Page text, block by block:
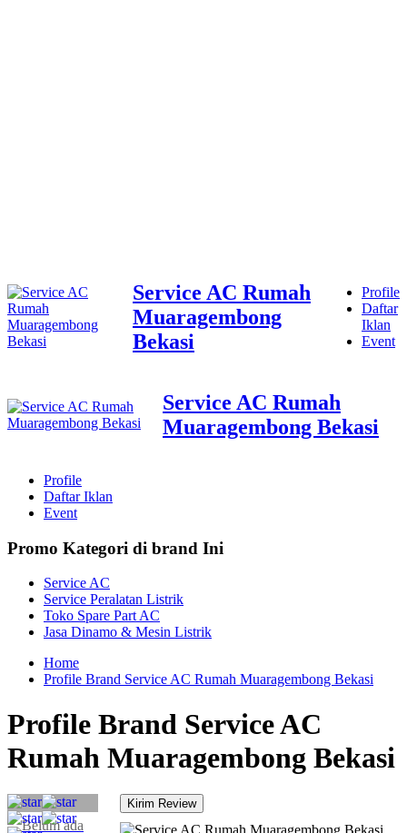
Service AC Rumah
Muaragembong
Bekasi
Profile
Daftar
Iklan
Event
Service AC Rumah
Muaragembong Bekasi
Profile
Daftar Iklan
Event
Promo Kategori di brand Ini
Service AC
Service Peralatan Listrik
Toko Spare Part AC
Jasa Dinamo & Mesin Listrik
Home
Profile Brand Service AC Rumah Muaragembong Bekasi
Profile Brand Service AC
Rumah Muaragembong Bekasi
Belum ada